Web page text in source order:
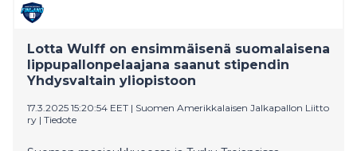
Lotta Wulff on ensimmäisenä suomalaisena
lippupallonpelaajana saanut stipendin
Yhdysvaltain yliopistoon
17.3.2025 15:20:54 EET | Suomen Amerikkalaisen Jalkapallon Liitto
ry | Tiedote